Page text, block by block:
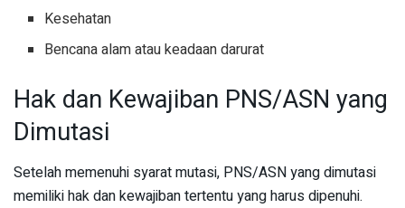
Kesehatan
Bencana alam atau keadaan darurat
Hak dan Kewajiban PNS/ASN yang
Dimutasi
Setelah memenuhi syarat mutasi, PNS/ASN yang dimutasi
memiliki hak dan kewajiban tertentu yang harus dipenuhi.